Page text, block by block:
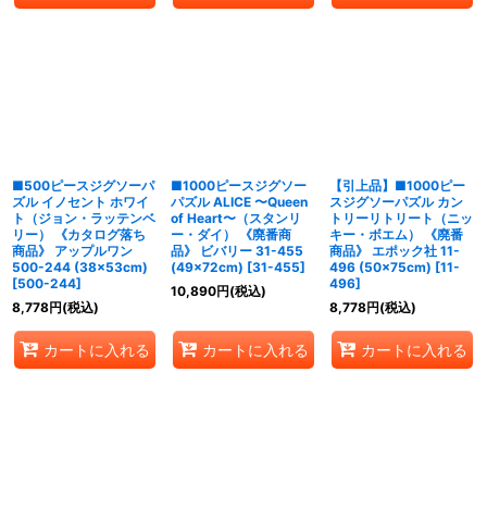
■500ピースジグソーパ
ズル イノセント ホワイ
ト（ジョン・ラッテンベ
リー） 《カタログ落ち
商品》 アップルワン
500-244 (38×53cm)
[500-244]
8,778円(税込)
カートに入れる
■1000ピースジグソー
パズル ALICE 〜Queen
of Heart〜（スタンリ
ー・ダイ） 《廃番商
品》 ビバリー 31-455
(49×72cm) [31-455]
10,890円(税込)
カートに入れる
【引上品】■1000ピー
スジグソーパズル カン
トリーリトリート（ニッ
キー・ボエム） 《廃番
商品》 エポック社 11-
496 (50×75cm) [11-
496]
8,778円(税込)
カートに入れる